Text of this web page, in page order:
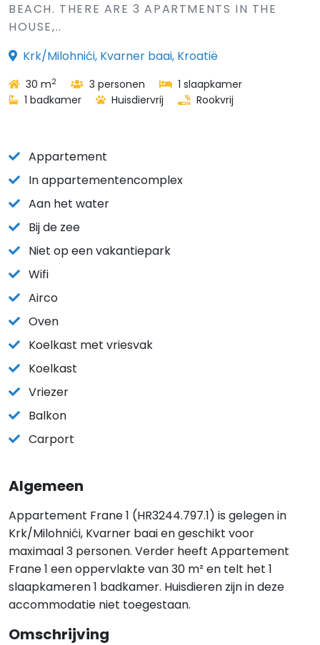
BEACH. THERE ARE 3 APARTMENTS IN THE
HOUSE,..
Krk/Milohnići, Kvarner baai, Kroatië
30 m2 3 personen
1 slaapkamer
1 badkamer
Huisdiervrij Rookvrij
Appartement
In appartementencomplex
Aan het water
Bij de zee
Niet op een vakantiepark
Wifi
Airco
Oven
Koelkast met vriesvak
Koelkast
Vriezer
Balkon
Carport
Algemeen
Appartement Frane 1 (HR3244.797.1) is gelegen in
Krk/Milohnići, Kvarner baai en geschikt voor
maximaal 3 personen. Verder heeft Appartement
Frane 1 een oppervlakte van 30 m² en telt het 1
slaapkameren 1 badkamer. Huisdieren zijn in deze
accommodatie niet toegestaan.
Omschrijving